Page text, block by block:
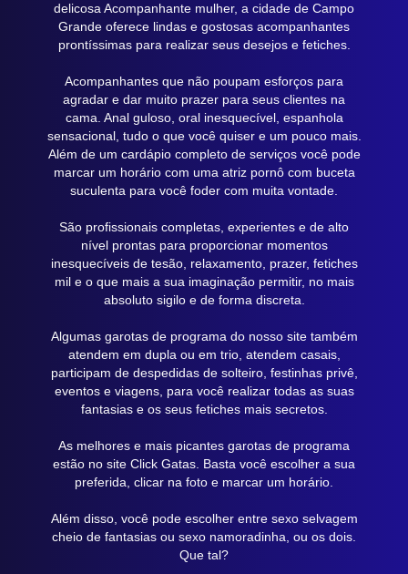
delicosa Acompanhante mulher, a cidade de Campo
Grande oferece lindas e gostosas acompanhantes
prontíssimas para realizar seus desejos e fetiches.
Acompanhantes que não poupam esforços para
agradar e dar muito prazer para seus clientes na
cama. Anal guloso, oral inesquecível, espanhola
sensacional, tudo o que você quiser e um pouco mais.
Além de um cardápio completo de serviços você pode
marcar um horário com uma atriz pornô com buceta
suculenta para você foder com muita vontade.
São profissionais completas, experientes e de alto
nível prontas para proporcionar momentos
inesquecíveis de tesão, relaxamento, prazer, fetiches
mil e o que mais a sua imaginação permitir, no mais
absoluto sigilo e de forma discreta.
Algumas garotas de programa do nosso site também
atendem em dupla ou em trio, atendem casais,
participam de despedidas de solteiro, festinhas privê,
eventos e viagens, para você realizar todas as suas
fantasias e os seus fetiches mais secretos.
As melhores e mais picantes garotas de programa
estão no site Click Gatas. Basta você escolher a sua
preferida, clicar na foto e marcar um horário.
Além disso, você pode escolher entre sexo selvagem
cheio de fantasias ou sexo namoradinha, ou os dois.
Que tal?